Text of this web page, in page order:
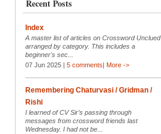
Recent Posts
Index
A master list of articles on Crossword Unclued
arranged by category. This includes a
beginner's sec...
07 Jun 2025 | 5 comments| More ->
Remembering Chaturvasi / Gridman /
Rishi
I learned of CV Sir’s passing through
messages from crossword friends last
Wednesday. I had not be...